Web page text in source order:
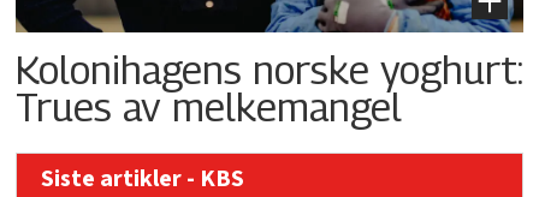
Kolonihagens norske yoghurt:
Trues av melkemangel
Siste artikler - KBS